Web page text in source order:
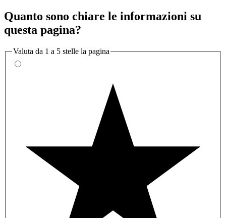
Quanto sono chiare le informazioni su
questa pagina?
Valuta da 1 a 5 stelle la pagina